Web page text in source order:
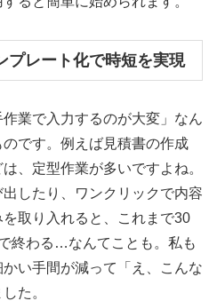
プレート化で時短を実現
作業で入力するのが大変」なん
です。例えば見積書の作成
、定型作業が多いですよね。
したり、ワンクリックで内容
取り入れると、これまで30
終わる…なんてことも。私も
い手間が減って「え、こんな
た。